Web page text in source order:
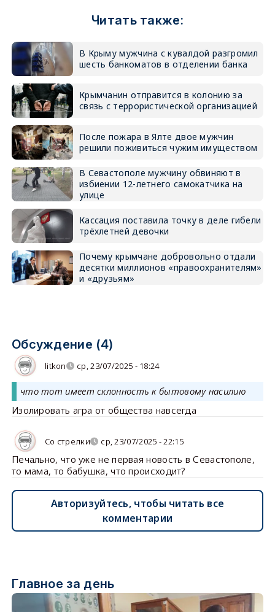
Читать также:
В Крыму мужчина с кувалдой разгромил
шесть банкоматов в отделении банка
Крымчанин отправится в колонию за
связь с террористической организацией
После пожара в Ялте двое мужчин
решили поживиться чужим имуществом
В Севастополе мужчину обвиняют в
избиении 12-летнего самокатчика на
улице
Кассация поставила точку в деле гибели
трёхлетней девочки
Почему крымчане добровольно отдали
десятки миллионов «правоохранителям»
и «друзьям»
Обсуждение (4)
litkon ср, 23/07/2025 - 18:24
что тот имеет склонность к бытовому насилию
Изолировать агра от общества навсегда
Со стрелки ср, 23/07/2025 - 22:15
Печально, что уже не первая новость в Севастополе,
то мама, то бабушка, что происходит?
Авторизуйтесь, чтобы читать все
комментарии
Главное за день